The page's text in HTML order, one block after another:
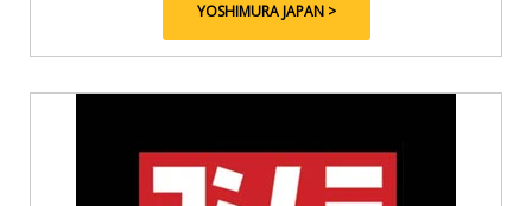
YOSHIMURA JAPAN >